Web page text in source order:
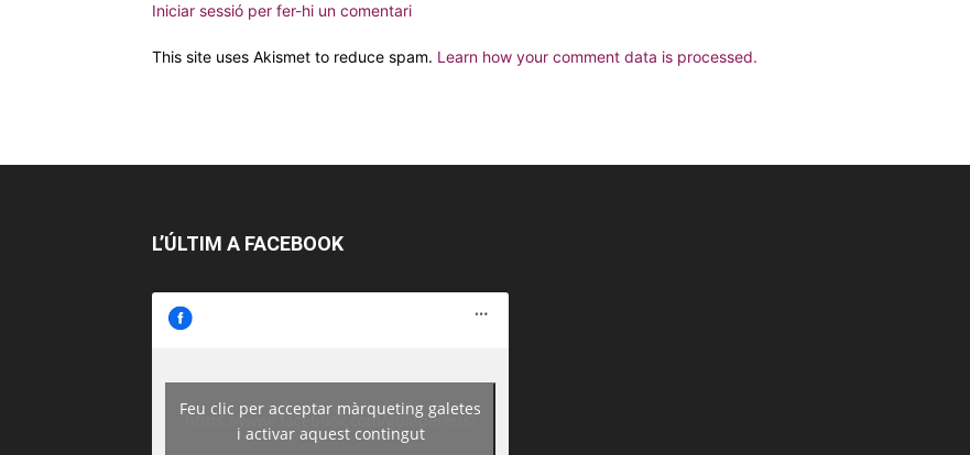
Iniciar sessió per fer-hi un comentari
This site uses Akismet to reduce spam. Learn how your comment data is processed.
L’ÚLTIM A FACEBOOK
https://www.facebook.com/guiadereus/
Feu clic per acceptar màrqueting galetes
i activar aquest contingut